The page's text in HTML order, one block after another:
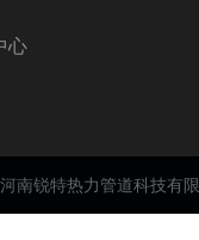
心
锐特热力管道科技有